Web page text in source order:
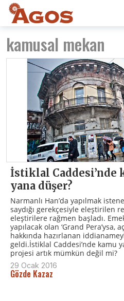
kamusal mekan
İstiklal Caddesi’nde
yana düşer?
Narmanlı Han’da yapılmak
saydığı gerekçesiyle eleştirilen
eleştirilere rağmen başladı.
yapılacak olan ‘Grand Pera’ysa,
hakkında hazırlanan
geldi.İstiklal Caddesi’nde kamu
projesi artık mümkün değil mi?
29 Ocak 2016
Gözde Kazaz